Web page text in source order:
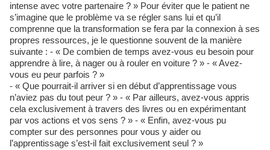
intense avec votre partenaire ? » Pour éviter que le patient ne
s’imagine que le problème va se régler sans lui et qu’il
comprenne que la transformation se fera par la connexion à ses
propres ressources, je le questionne souvent de la manière
suivante : - « De combien de temps avez-vous eu besoin pour
apprendre à lire, à nager ou à rouler en voiture ? » - « Avez-
vous eu peur parfois ? »
- « Que pourrait-il arriver si en début d’apprentissage vous
n’aviez pas du tout peur ? » - « Par ailleurs, avez-vous appris
cela exclusivement à travers des livres ou en expérimentant
par vos actions et vos sens ? » - « Enfin, avez-vous pu
compter sur des personnes pour vous y aider ou
l’apprentissage s’est-il fait exclusivement seul ? »